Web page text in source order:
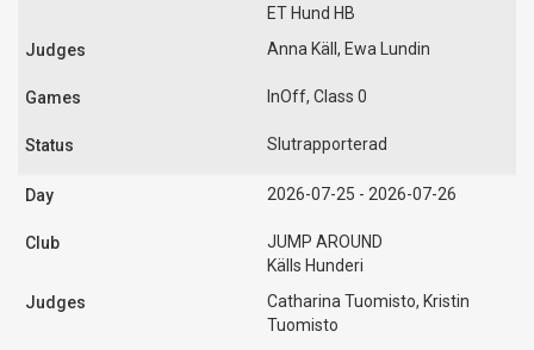
ET Hund HB
Anna Käll, Ewa Lundin
InOff, Class 0
Slutrapporterad
2026-07-25 - 2026-07-26
JUMP AROUND
Källs Hunderi
Catharina Tuomisto, Kristin
Tuomisto